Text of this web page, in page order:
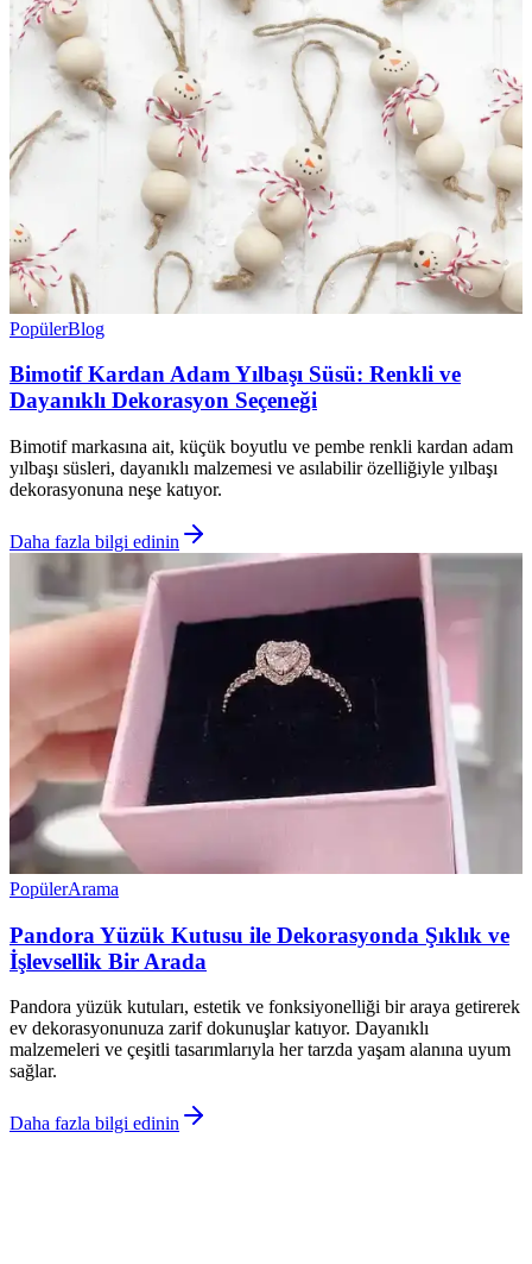
PopülerBlog
Bimotif Kardan Adam Yılbaşı Süsü: Renkli ve
Dayanıklı Dekorasyon Seçeneği
Bimotif markasına ait, küçük boyutlu ve pembe renkli kardan adam
yılbaşı süsleri, dayanıklı malzemesi ve asılabilir özelliğiyle yılbaşı
dekorasyonuna neşe katıyor.
Daha fazla bilgi edinin
PopülerArama
Pandora Yüzük Kutusu ile Dekorasyonda Şıklık ve
İşlevsellik Bir Arada
Pandora yüzük kutuları, estetik ve fonksiyonelliği bir araya getirerek
ev dekorasyonunuza zarif dokunuşlar katıyor. Dayanıklı
malzemeleri ve çeşitli tasarımlarıyla her tarzda yaşam alanına uyum
sağlar.
Daha fazla bilgi edinin